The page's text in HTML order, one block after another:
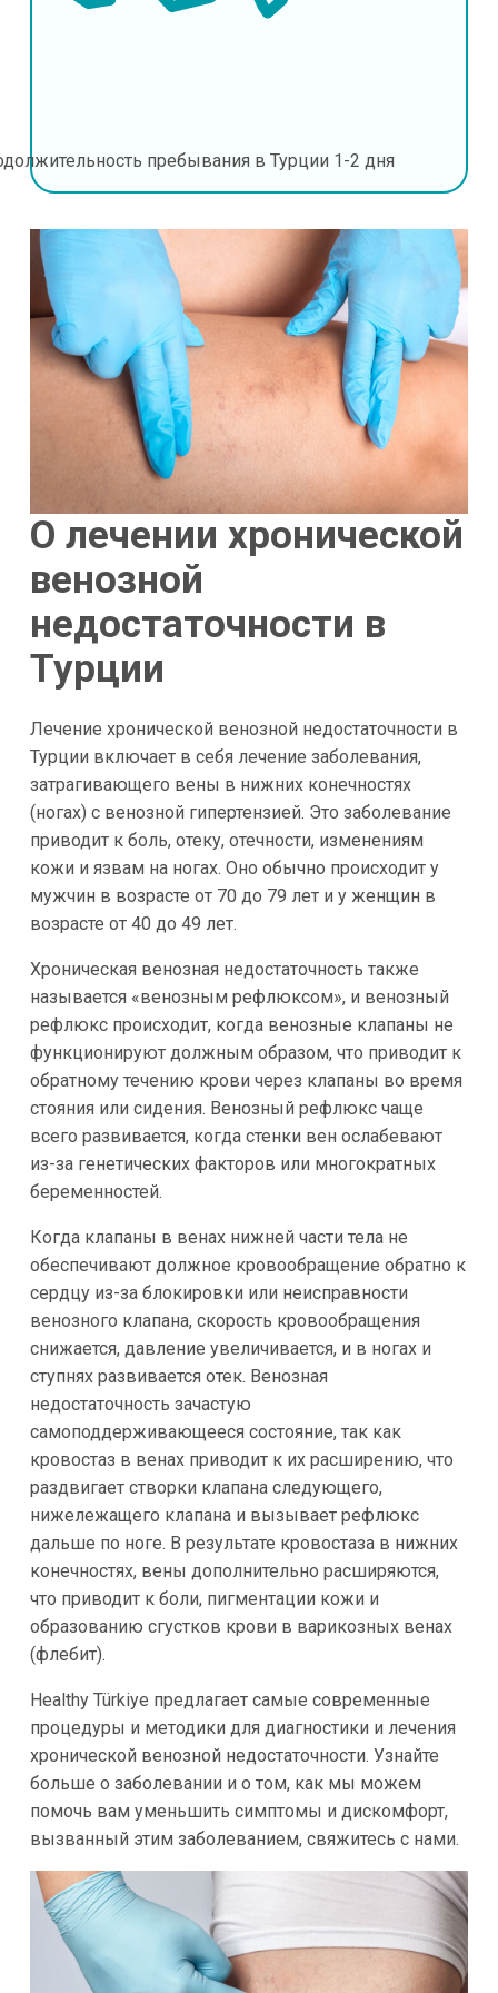
пребывания в Турции 1-2 дня
О лечении хронической
венозной
недостаточности в
Турции
Лечение хронической венозной недостаточности в
Турции включает в себя лечение заболевания,
затрагивающего вены в нижних конечностях
(ногах) с венозной гипертензией. Это заболевание
приводит к боль, отеку, отечности, изменениям
кожи и язвам на ногах. Оно обычно происходит у
мужчин в возрасте от 70 до 79 лет и у женщин в
возрасте от 40 до 49 лет.
Хроническая венозная недостаточность также
называется «венозным рефлюксом», и венозный
рефлюкс происходит, когда венозные клапаны не
функционируют должным образом, что приводит к
обратному течению крови через клапаны во время
стояния или сидения. Венозный рефлюкс чаще
всего развивается, когда стенки вен ослабевают
из-за генетических факторов или многократных
беременностей.
Когда клапаны в венах нижней части тела не
обеспечивают должное кровообращение обратно к
сердцу из-за блокировки или неисправности
венозного клапана, скорость кровообращения
снижается, давление увеличивается, и в ногах и
ступнях развивается отек. Венозная
недостаточность зачастую
самоподдерживающееся состояние, так как
кровостаз в венах приводит к их расширению, что
раздвигает створки клапана следующего,
нижележащего клапана и вызывает рефлюкс
дальше по ноге. В результате кровостаза в нижних
конечностях, вены дополнительно расширяются,
что приводит к боли, пигментации кожи и
образованию сгустков крови в варикозных венах
(флебит).
Healthy Türkiye предлагает самые современные
процедуры и методики для диагностики и лечения
хронической венозной недостаточности. Узнайте
больше о заболевании и о том, как мы можем
помочь вам уменьшить симптомы и дискомфорт,
вызванный этим заболеванием, свяжитесь с нами.